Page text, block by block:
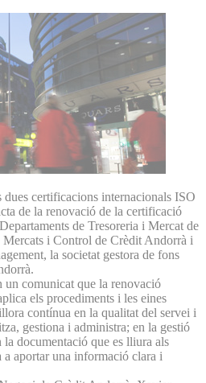
certificacions internacionals ISO
de la renovació de la certificació
de Tresoreria i Mercat de
i Control de Crèdit Andorrà i
la societat gestora de fons
un comunicat que la renovació
els procediments i les eines
contínua en la qualitat del servei i
gestiona i administra; en la gestió
la documentació que es lliura als
a aportar una informació clara i